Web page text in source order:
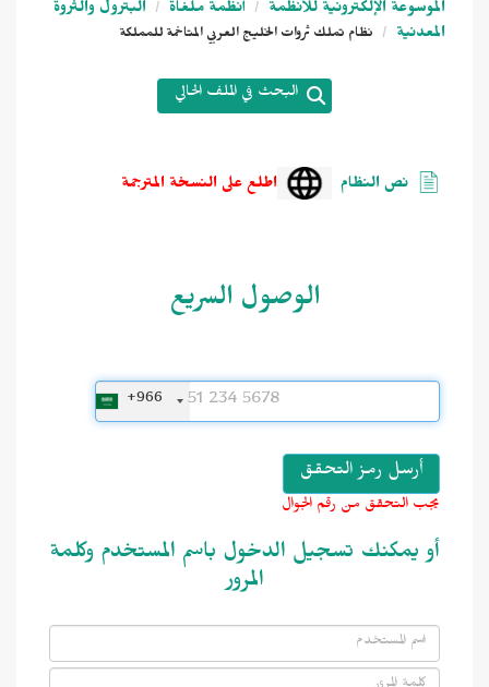
الموسوعة الإلكترونية للأنظمة أنظمة ملغاة
البترول والثروة
المعدنية
نظام تملك ثروات الخليج العربي المتاخمة للمملكة
البحث في الملف الحالي
نص النظام اطلع على النسخة المترجمة
الوصول السريع
+966
يجب التحقق من رقم الجوال
أو يمكنك تسجيل الدخول باسم المستخدم وكلمة
المرور